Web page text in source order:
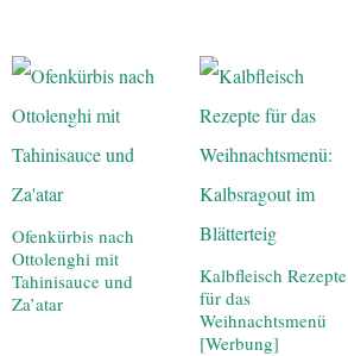
Ofenkürbis nach
Ottolenghi mit
Tahinisauce und
Za’atar
Kalbfleisch Rezepte
für das
Weihnachtsmenü
[Werbung]